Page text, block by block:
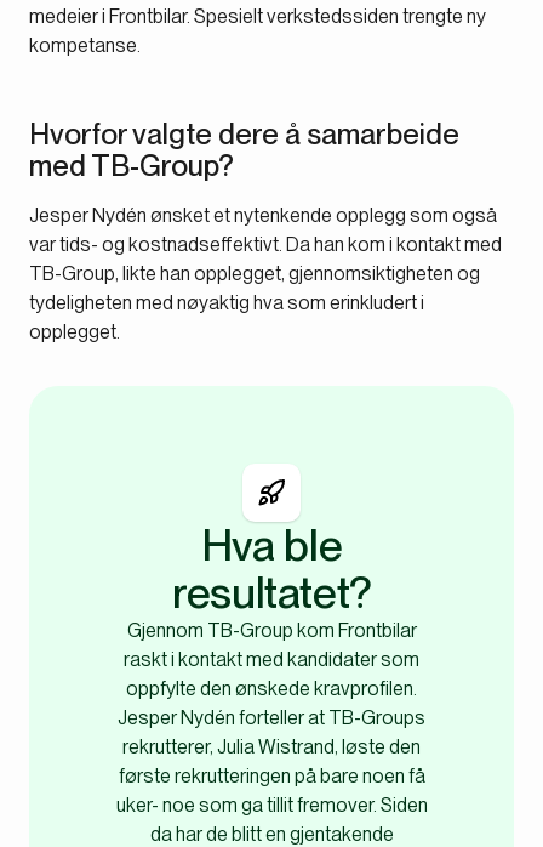
medeier i Frontbilar. Spesielt verkstedssiden trengte ny
kompetanse.
Hvorfor valgte dere å samarbeide
med TB-Group?
Jesper Nydén ønsket et nytenkende opplegg som også
var tids- og kostnadseffektivt. Da han kom i kontakt med
TB-Group, likte han opplegget, gjennomsiktigheten og
tydeligheten med nøyaktig hva som erinkludert i
opplegget.
Hva ble
resultatet?
Gjennom TB-Group kom Frontbilar
raskt i kontakt med kandidater som
oppfylte den ønskede kravprofilen.
Jesper Nydén forteller at TB-Groups
rekrutterer, Julia Wistrand, løste den
første rekrutteringen på bare noen få
uker- noe som ga tillit fremover. Siden
da har de blitt en gjentakende